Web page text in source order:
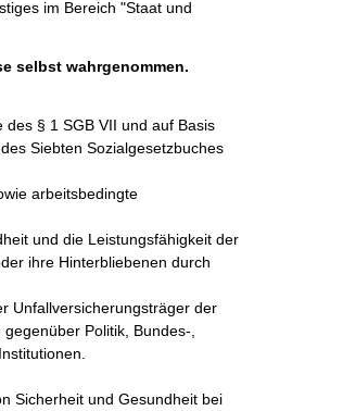
im Bereich "Staat und
selbst wahrgenommen.
des § 1 SGB VII und auf Basis
Siebten Sozialgesetzbuches
arbeitsbedingte
und die Leistungsfähigkeit der
ihre Hinterbliebenen durch
Unfallversicherungsträger der
Politik, Bundes-,
Sicherheit und Gesundheit bei